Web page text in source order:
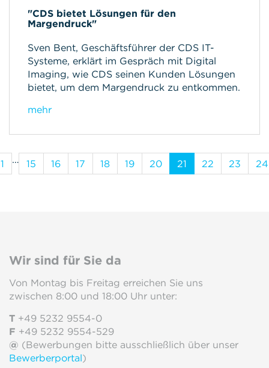
"CDS bietet Lösungen für den
Margendruck"
Sven Bent, Geschäftsführer der CDS IT-
Systeme, erklärt im Gespräch mit Digital
Imaging, wie CDS seinen Kunden Lösungen
bietet, um dem Margendruck zu entkommen.
mehr
1 … 15 16 17 18 19 20 21 22 23 24
Wir sind für Sie da
Von Montag bis Freitag erreichen Sie uns
zwischen 8:00 und 18:00 Uhr unter:
T +49 5232 9554-0
F +49 5232 9554-529
@ (Bewerbungen bitte ausschließlich über unser
Bewerberportal)